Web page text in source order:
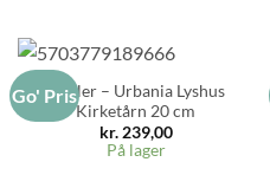
Go' PrisKähler – Urbania Lyshus
Kirketårn 20 cm
kr.239,00
På lager